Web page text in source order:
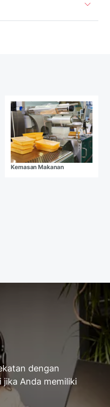
Kemasan Makanan
dengan
jika Anda memiliki